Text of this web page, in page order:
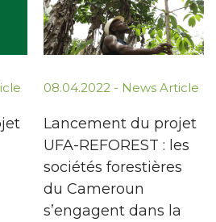
08.04.2022 - News Article
Lancement du projet
UFA-REFOREST : les
sociétés forestières
du Cameroun
s’engagent dans la